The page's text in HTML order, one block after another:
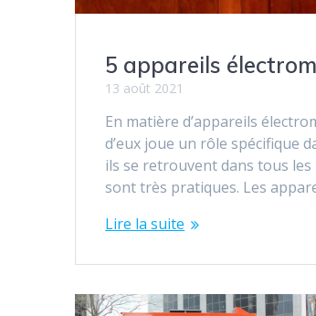
5 appareils
13 août 2021
En matière d’appareils
d’eux joue un rôle spécifique
ils se retrouvent dans tous
sont très pratiques. Les
Lire la suite